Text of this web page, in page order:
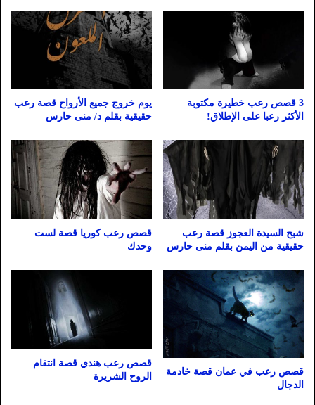
3 قصص رعب خطيرة مكتوبة
الأكثر رعبا على الإطلاق!
يوم خروج جميع الأرواح قصة رعب
حقيقية بقلم د/ منى حارس
شبح السيدة العجوز قصة رعب
حقيقية من اليمن بقلم منى حارس
قصص رعب كوريا قصة لست
وحدك
قصص رعب في عمان قصة خادمة
الدجال
قصص رعب هندي قصة انتقام
الروح الشريرة